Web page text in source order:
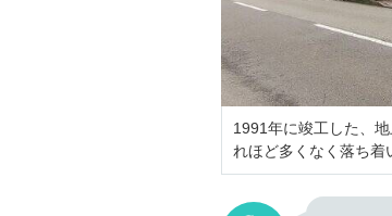
1991年に竣工した、
れほど多くなく落ち着